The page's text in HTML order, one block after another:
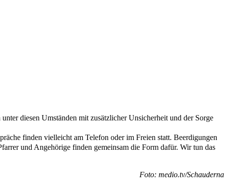
diesen Umständen mit zusätzlicher Unsicherheit und der Sorge
finden vielleicht am Telefon oder im Freien statt. Beerdigungen
und Angehörige finden gemeinsam die Form dafür. Wir tun das
Foto: medio.tv/Schauderna